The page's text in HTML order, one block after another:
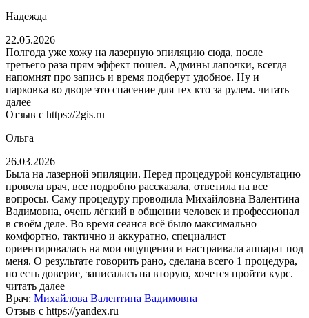
Надежда
22.05.2026
Полгода уже хожу на лазерную эпиляцию сюда, после
третьего раза прям эффект пошел. Админы лапочки, всегда
напомнят про запись и время подберут удобное. Ну и
парковка во дворе это спасение для тех кто за рулем. читать
далее
Отзыв с https://2gis.ru
Ольга
26.03.2026
Была на лазерной эпиляции. Перед процедурой консультацию
провела врач, все подробно рассказала, ответила на все
вопросы. Саму процедуру проводила Михайловна Валентина
Вадимовна, очень лёгкий в общении человек и профессионал
в своём деле. Во время сеанса всё было максимально
комфортно, тактично и аккуратно, специалист
ориентировалась на мои ощущения и настраивала аппарат под
меня. О результате говорить рано, сделана всего 1 процедура,
но есть доверие, записалась на вторую, хочется пройти курс.
читать далее
Врач: Михайлова Валентина Вадимовна
Отзыв с https://yandex.ru